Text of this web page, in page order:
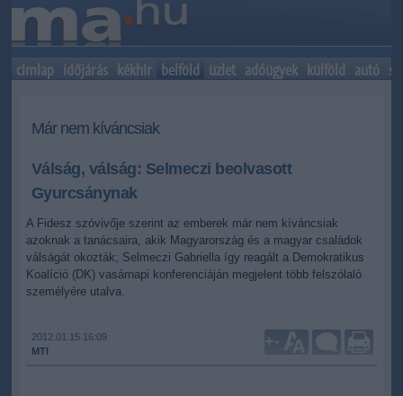
címlap időjárás kékhír belföld üzlet adóügyek külföld autó
Már nem kíváncsiak
Válság, válság: Selmeczi beolvasott
Gyurcsánynak
A Fidesz szóvivője szerint az emberek már nem kíváncsiak
azoknak a tanácsaira, akik Magyarország és a magyar családok
válságát okozták; Selmeczi Gabriella így reagált a Demokratikus
Koalíció (DK) vasárnapi konferenciáján megjelent több felszólaló
személyére utalva.
2012.01.15 16:09
MTI
+-